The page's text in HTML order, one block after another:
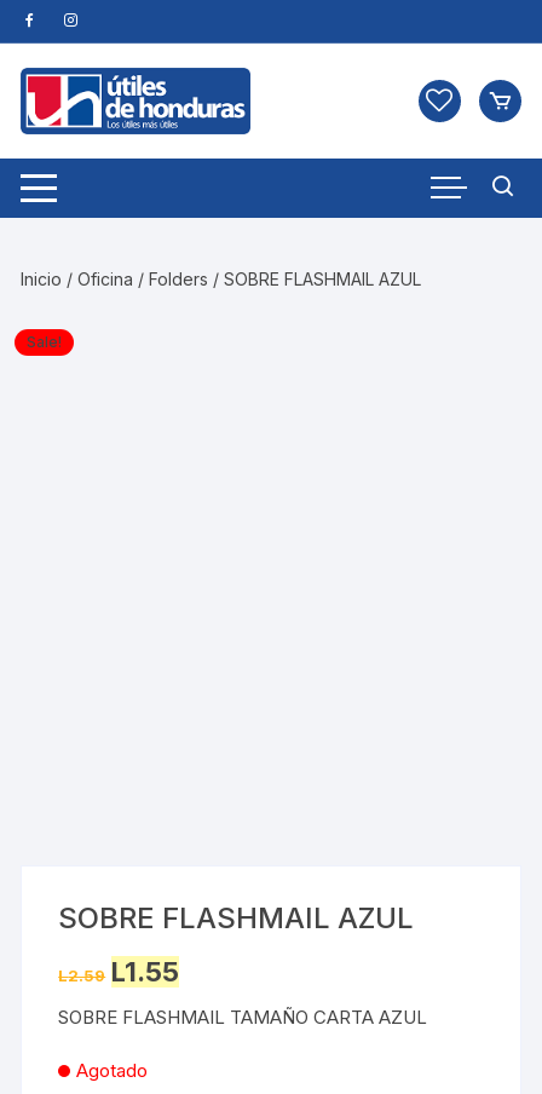
Skip
to
content
Inicio /Oficina /Folders / SOBRE FLASHMAIL AZUL
Sale!
SOBRE FLASHMAIL AZUL
L2.59 Original
price
L2.59.
L1.55price
L1.55.
SOBRE FLASHMAIL TAMAÑO CARTA AZUL
Agotado